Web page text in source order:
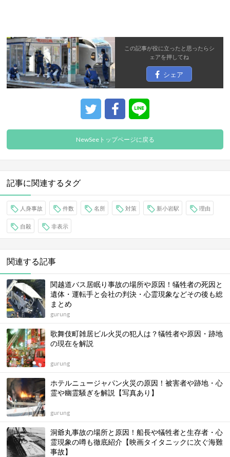
この記事が役に立ったと思ったらシ
ェアを押してね
シェア
NewSeeトップページに戻る
記事に関連するタグ
人身事故 件数 名所 対策 新小岩駅 理由
自殺 非表示
関連する記事
関越道バス居眠り事故の場所や原因！犠牲者の死因と
遺体・運転手と会社の判決・心霊現象などその後も総
まとめ
gurung
歌舞伎町雑居ビル火災の犯人は？犠牲者や原因・跡地
の現在を解説
gurung
ホテルニュージャパン火災の原因！被害者や跡地・心
霊や幽霊騒ぎを解説【写真あり】
gurung
洞爺丸事故の場所と原因！船長や犠牲者と生存者・心
霊現象の噂も徹底紹介【映画タイタニックに次ぐ海難
事故】